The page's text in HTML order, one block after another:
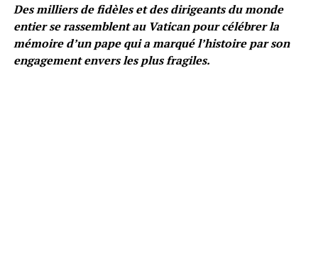
Des milliers de fidèles et des dirigeants du monde
entier se rassemblent au Vatican pour célébrer la
mémoire d’un pape qui a marqué l’histoire par son
engagement envers les plus fragiles.